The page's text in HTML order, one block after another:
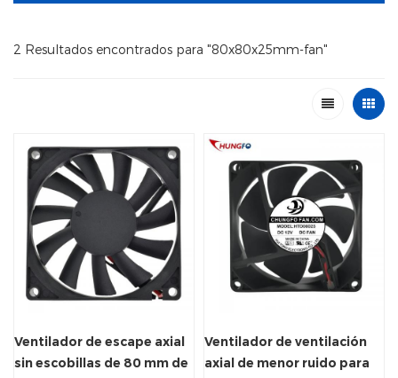
2 Resultados encontrados para "80x80x25mm-fan"
Ventilador de escape axial
sin escobillas de 80 mm de
Ventilador de ventilación
axial de menor ruido para